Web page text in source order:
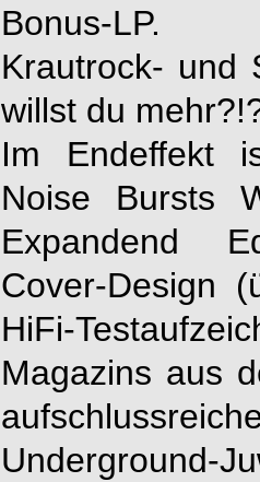
Bonus-LP.
Krautrock- und
willst du
Im Endeffekt
Noise Bursts
Expandend
Cover-Design
HiFi-
Magazins aus
Underground-